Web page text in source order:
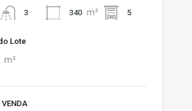
3 340 m² 5
Lote
m²
VENDA